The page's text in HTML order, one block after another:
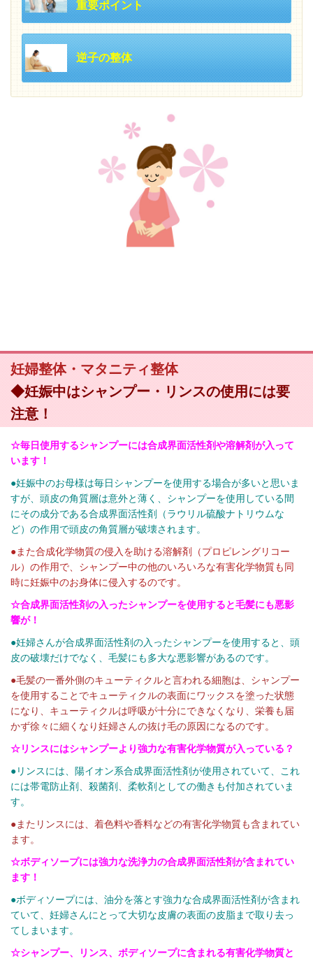
重要ポイント
逆子の整体
妊婦整体・マタニティ整体
◆妊娠中はシャンプー・リンスの使用には要
注意！
☆毎日使用するシャンプーには合成界面活性剤や溶解剤が入って
います！
●妊娠中のお母様は毎日シャンプーを使用する場合が多いと思いま
すが、頭皮の角質層は意外と薄く、シャンプーを使用している間
にその成分である合成界面活性剤（ラウリル硫酸ナトリウムな
ど）の作用で頭皮の角質層が破壊されます。
●また合成化学物質の侵入を助ける溶解剤（プロピレングリコー
ル）の作用で、シャンプー中の他のいろいろな有害化学物質も同
時に妊娠中のお身体に侵入するのです。
☆合成界面活性剤の入ったシャンプーを使用すると毛髪にも悪影
響が！
●妊婦さんが合成界面活性剤の入ったシャンプーを使用すると、頭
皮の破壊だけでなく、毛髪にも多大な悪影響があるのです。
●毛髪の一番外側のキューティクルと言われる細胞は、シャンプー
を使用することでキューティクルの表面にワックスを塗った状態
になり、キューティクルは呼吸が十分にできなくなり、栄養も届
かず徐々に細くなり妊婦さんの抜け毛の原因になるのです。
☆リンスにはシャンプーより強力な有害化学物質が入っている？
●リンスには、陽イオン系合成界面活性剤が使用されていて、これ
には帯電防止剤、殺菌剤、柔軟剤としての働きも付加されていま
す。
●またリンスには、着色料や香料などの有害化学物質も含まれてい
ます。
☆ボディソープには強力な洗浄力の合成界面活性剤が含まれてい
ます！
●ボディソープには、油分を落とす強力な合成界面活性剤が含まれ
ていて、妊婦さんにとって大切な皮膚の表面の皮脂まで取り去っ
てしまいます。
☆シャンプー、リンス、ボディソープに含まれる有害化学物質と